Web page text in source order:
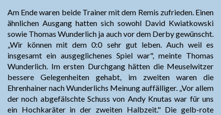
Am Ende waren beide Trainer mit dem Remis zufrieden. Einen
ähnlichen Ausgang hatten sich sowohl David Kwiatkowski
sowie Thomas Wunderlich ja auch vor dem Derby gewünscht.
„Wir können mit dem 0:0 sehr gut leben. Auch weil es
insgesamt ein ausgeglichenes Spiel war", meinte Thomas
Wunderlich. Im ersten Durchgang hätten die Meuselwitzer
bessere Gelegenheiten gehabt, im zweiten waren die
Ehrenhainer nach Wunderlichs Meinung auffälliger. „Vor allem
der noch abgefälschte Schuss von Andy Knutas war für uns
ein Hochkaräter in der zweiten Halbzeit." Die gelb-rote